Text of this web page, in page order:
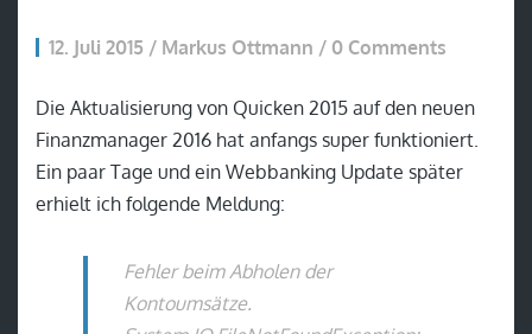
12. Juli 2015 / Markus Ottmann / 0 Comments
Die Aktualisierung von Quicken 2015 auf den neuen
Finanzmanager 2016 hat anfangs super funktioniert.
Ein paar Tage und ein Webbanking Update später
erhielt ich folgende Meldung:
Fehler beim Abholen der
Kontoumsätze.